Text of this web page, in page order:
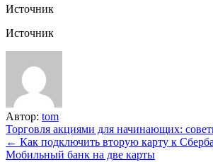
Источник
Источник
Автор: tom
Навигация
по
Торговля акциями для начинающих:
← Как подключить вторую карту к
Мобильный банк на две карты